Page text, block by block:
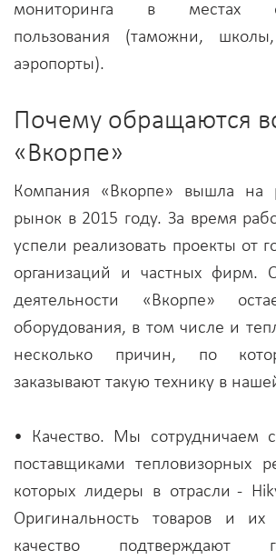
мониторинга в местах
пользования (таможни,
аэропорты).
Почему обращаются
«Вкорпе»
Компания «Вкорпе» вышла на
рынок в 2015 году. За время
успели реализовать проекты от
организаций и частных фирм.
деятельности «Вкорпе»
оборудования, в том числе и
несколько причин, по
заказывают такую технику в
• Качество. Мы сотрудничаем
поставщиками тепловизорных
которых лидеры в отрасли -
Оригинальность товаров и их
качество подтверждают